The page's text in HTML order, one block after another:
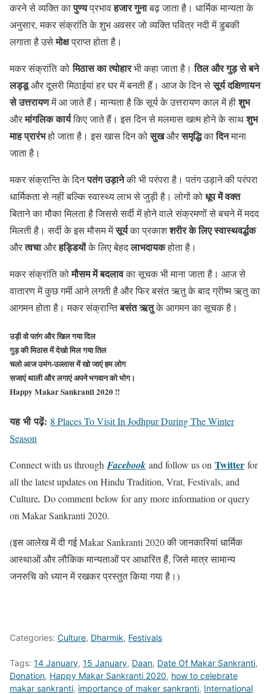
करने से व्यक्ति कापुण्यप्रभावहजार गुनाबढ़ जाता है। धार्मिक मान्यता के
अनुसार, मकर संक्रांति के शुभ अवसर जो व्यक्ति पवित्र नदी में डुबकी
लगाता है उसेमोक्षप्राप्त होता है।
मकर संक्रांति कोमिठास का त्योहारभी कहा जाता है।तिल और गुड़ से बने
लड्डूऔर दूसरी मिठाईयां हर घर में बनती हैं। आज के दिन सेसूर्य दक्षिणायन
से उत्तरायणमें आ जाते हैं। मान्यता है कि सूर्य के उत्तरायण काल में हीशुभ
औरमांगलिक कार्यकिए जाते हैं। इस दिन से मलमास खत्म होने के साथशुभ
माह प्रारंभहो जाता है। इस खास दिन कोसुखऔरसमृद्धिकादिनमाना
जाता है।
मकर संक्रान्ति के दिनपतंग उड़ानेकी भी परंपरा है। पतंग उड़ाने की परंपरा
धार्मिकता से नहीं बल्कि स्वास्थ्य लाभ से जुड़ी है। लोगों कोधूप में वक्त
बिताने का मौका मिलता है जिससे सर्दी में होने वाले संक्रमणों से बचने में मदद
मिलती है। सर्दी के इस मौसम मेंसूर्यका प्रकाशशरीर के लिए स्वास्थवर्द्धक
औरत्वचाऔरहड्डियोंके लिए बेहदलाभदायकहोता है।
मकर संक्रांति कोमौसम में बदलावका सूचक भी माना जाता है। आज से
वातारण में कुछ गर्मी आने लगती है और फिर बसंत ऋतु के बाद ग्रीष्म ऋतु का
आगमन होता है। मकर संक्रान्तिबसंत ऋतुके आगमन का सूचक है।
उड़ी वो पतंग और खिल गया दिल
गुड़ की मिठास में देखो मिल गया तिल
चलो आज उमंग-उल्लास में खो जाएं हम लोग
सजाएं थाली और लगाएं अपने भगवान को भोग।
Happy Makar Sankranti 2020 !!
यह भी पढ़ें: 8 Places To Visit In Jodhpur During The Winter
Season
Connect with us through Facebook and follow us on Twitter for
all the latest updates on Hindu Tradition, Vrat, Festivals, and
Culture. Do comment below for any more information or query
on Makar Sankranti 2020.
(इस आलेख में दी गई Makar Sankranti 2020 की जानकारियां धार्मिक
आस्थाओं और लौकिक मान्यताओं पर आधारित हैं, जिसे मात्र सामान्य
जनरुचि को ध्यान में रखकर प्रस्तुत किया गया है।)
Categories: Culture, Dharmik, Festivals
Tags: 14 January, 15 January, Daan, Date Of Makar Sankranti,
Donation, Happy Makar Sankranti 2020, how to celebrate
makar sankranti, importance of maker sankranti, International